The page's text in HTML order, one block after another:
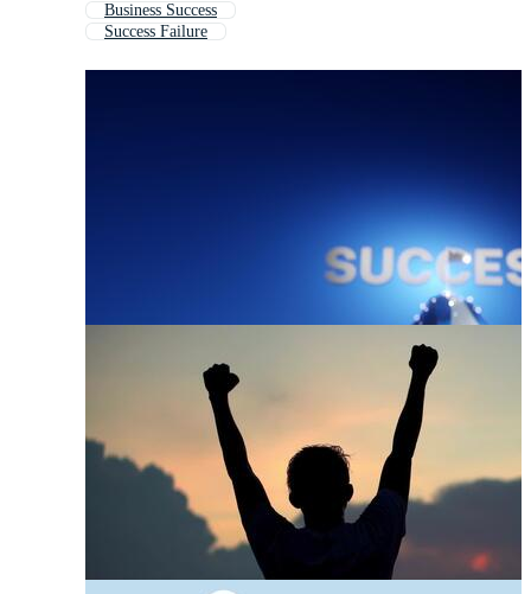
Business Success
Success Failure